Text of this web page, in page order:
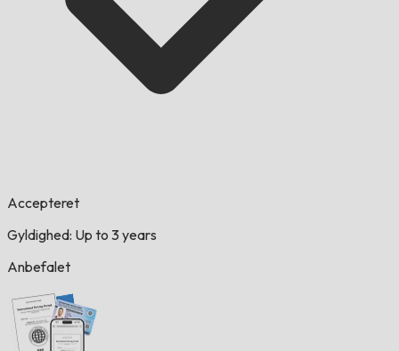
Accepteret
Gyldighed: Up to 3 years
Anbefalet